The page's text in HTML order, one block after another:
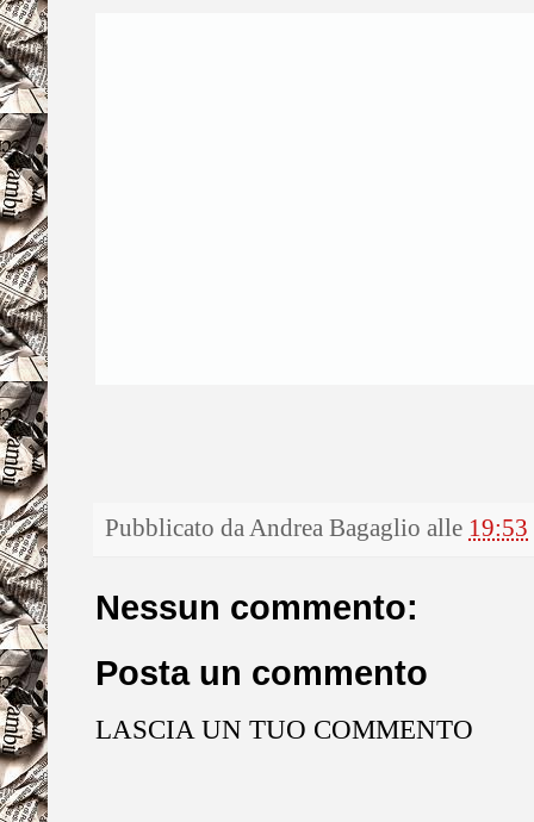
Pubblicato daAndrea Bagaglio alle 19:53
Nessun commento:
Posta un commento
LASCIA UN TUO COMMENTO